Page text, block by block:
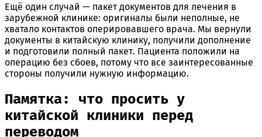
Ещё один случай — пакет документов для лечения в
зарубежной клинике: оригиналы были неполные, не
хватало контактов оперировавшего врача. Мы вернули
документы в китайскую клинику, получили дополнение
и подготовили полный пакет. Пациента положили на
операцию без сбоев, потому что все заинтересованные
стороны получили нужную информацию.
Памятка: что просить у
китайской клиники перед
переводом